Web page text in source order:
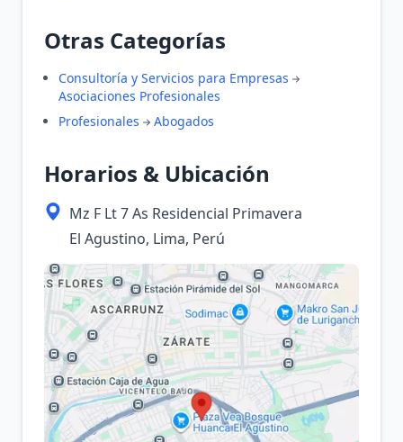
Otras Categorías
Consultoría y Servicios para Empresas
Asociaciones Profesionales
Profesionales
Abogados
Horarios & Ubicación
Mz F Lt 7 As Residencial Primavera
El Agustino, Lima, Perú